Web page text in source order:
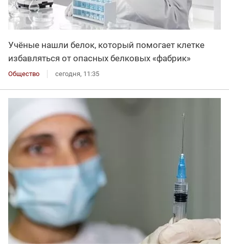
Учёные нашли белок, который помогает клетке
избавляться от опасных белковых «фабрик»
Общество сегодня, 11:35